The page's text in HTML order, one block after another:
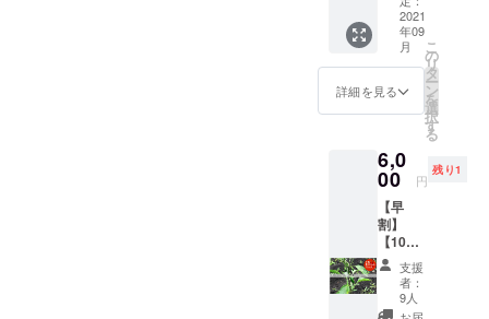
事が必
要な際
に、貧
困や就
労支援
携をし
て作業
してい
ます。
・2020
年10月
を想定
時期
（辛さ
レベ
ル：🌶🌶
🌶 ）】
・十色
の畑で
らしの
中で辛
いもの
をチョ
イス
（写真
はイ
メージ
です）
プサ
2021
年09
月
詳細を見る
こ
の
リ
タ
ー
ン
を
選
択
す
る
6,0
00 円
残り1
【早
割】
【10個
限定！
とうが
らし南
米1kg
支援
者：
9人